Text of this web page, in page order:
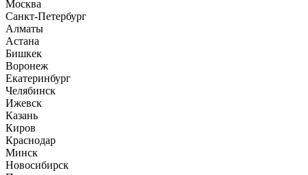
Москва
Санкт-Петербург
Алматы
Астана
Бишкек
Воронеж
Екатеринбург
Челябинск
Ижевск
Казань
Киров
Краснодар
Минск
Новосибирск